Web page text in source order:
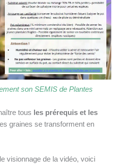
son SEMIS de Plantes
tous les prérequis et les
graines se transforment en
visionnage de la vidéo, voici